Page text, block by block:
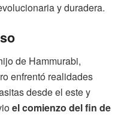
y duradera.
de Hammurabi,
enfrentó realidades
desde el este y
el comienzo del fin de